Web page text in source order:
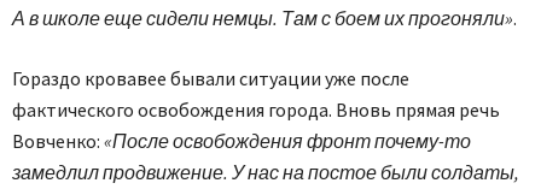
А в школе еще сидели немцы. Там с боем их прогоняли».
Гораздо кровавее бывали ситуации уже после
фактического освобождения города. Вновь прямая речь
Вовченко: «После освобождения фронт почему-то
замедлил продвижение. У нас на постое были солдаты,